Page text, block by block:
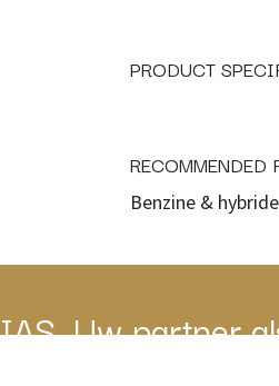
PRODUCT
RECOMMENDED
Benzine &
IAS, Uw partner